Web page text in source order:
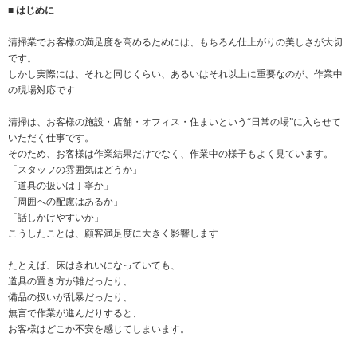
■ はじめに
清掃業でお客様の満足度を高めるためには、もちろん仕上がりの美しさが大切
です。
しかし実際には、それと同じくらい、あるいはそれ以上に重要なのが、作業中
の現場対応です
清掃は、お客様の施設・店舗・オフィス・住まいという“日常の場”に入らせて
いただく仕事です。
そのため、お客様は作業結果だけでなく、作業中の様子もよく見ています。
「スタッフの雰囲気はどうか」
「道具の扱いは丁寧か」
「周囲への配慮はあるか」
「話しかけやすいか」
こうしたことは、顧客満足度に大きく影響します
たとえば、床はきれいになっていても、
道具の置き方が雑だったり、
備品の扱いが乱暴だったり、
無言で作業が進んだりすると、
お客様はどこか不安を感じてしまいます。